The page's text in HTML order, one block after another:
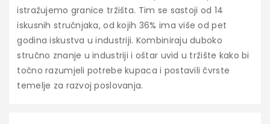
istražujemo granice tržišta. Tim se sastoji od 14
iskusnih stručnjaka, od kojih 36% ima više od pet
godina iskustva u industriji. Kombiniraju duboko
stručno znanje u industriji i oštar uvid u tržište kako bi
točno razumjeli potrebe kupaca i postavili čvrste
temelje za razvoj poslovanja.